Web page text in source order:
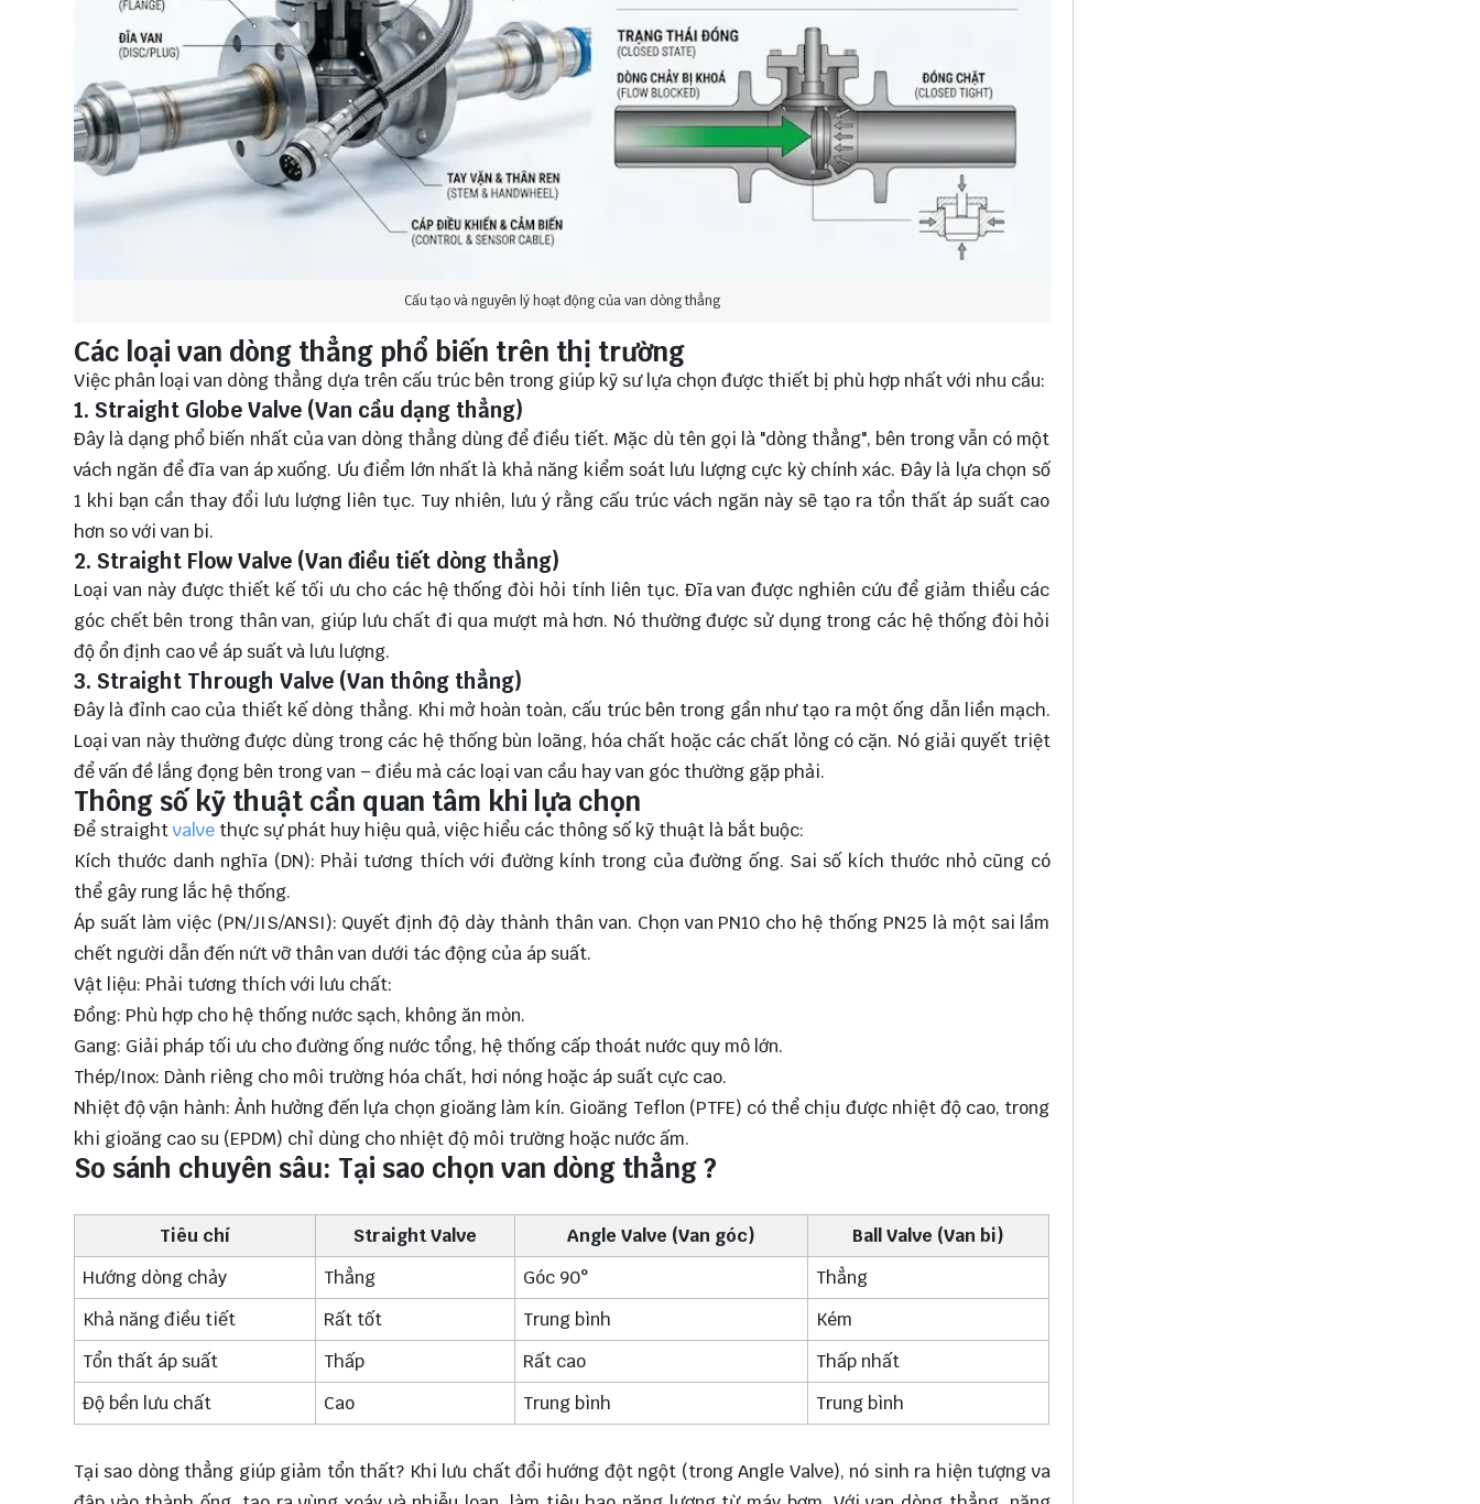
Cấu tạo và nguyên lý hoạt động của van dòng thẳng
Các loại van dòng thẳng phổ biến trên thị trường
Việc phân loại van dòng thẳng dựa trên cấu trúc bên trong giúp kỹ sư lựa chọn được thiết bị phù hợp nhất với nhu cầu:
1. Straight Globe Valve (Van cầu dạng thẳng)
Đây là dạng phổ biến nhất của van dòng thẳng dùng để điều tiết. Mặc dù tên gọi là "dòng thẳng", bên trong vẫn có một
vách ngăn để đĩa van áp xuống. Ưu điểm lớn nhất là khả năng kiểm soát lưu lượng cực kỳ chính xác. Đây là lựa chọn số
1 khi bạn cần thay đổi lưu lượng liên tục. Tuy nhiên, lưu ý rằng cấu trúc vách ngăn này sẽ tạo ra tổn thất áp suất cao
hơn so với van bi.
2. Straight Flow Valve (Van điều tiết dòng thẳng)
Loại van này được thiết kế tối ưu cho các hệ thống đòi hỏi tính liên tục. Đĩa van được nghiên cứu để giảm thiểu các
góc chết bên trong thân van, giúp lưu chất đi qua mượt mà hơn. Nó thường được sử dụng trong các hệ thống đòi hỏi
độ ổn định cao về áp suất và lưu lượng.
3. Straight Through Valve (Van thông thẳng)
Đây là đỉnh cao của thiết kế dòng thẳng. Khi mở hoàn toàn, cấu trúc bên trong gần như tạo ra một ống dẫn liền mạch.
Loại van này thường được dùng trong các hệ thống bùn loãng, hóa chất hoặc các chất lỏng có cặn. Nó giải quyết triệt
để vấn đề lắng đọng bên trong van – điều mà các loại van cầu hay van góc thường gặp phải.
Thông số kỹ thuật cần quan tâm khi lựa chọn
Để straightvalve thực sự phát huy hiệu quả, việc hiểu các thông số kỹ thuật là bắt buộc:
Kích thước danh nghĩa (DN): Phải tương thích với đường kính trong của đường ống. Sai số kích thước nhỏ cũng có
thể gây rung lắc hệ thống.
Áp suất làm việc (PN/JIS/ANSI): Quyết định độ dày thành thân van. Chọn van PN10 cho hệ thống PN25 là một sai lầm
chết người dẫn đến nứt vỡ thân van dưới tác động của áp suất.
Vật liệu: Phải tương thích với lưu chất:
Đồng: Phù hợp cho hệ thống nước sạch, không ăn mòn.
Gang: Giải pháp tối ưu cho đường ống nước tổng, hệ thống cấp thoát nước quy mô lớn.
Thép/Inox: Dành riêng cho môi trường hóa chất, hơi nóng hoặc áp suất cực cao.
Nhiệt độ vận hành: Ảnh hưởng đến lựa chọn gioăng làm kín. Gioăng Teflon (PTFE) có thể chịu được nhiệt độ cao, trong
khi gioăng cao su (EPDM) chỉ dùng cho nhiệt độ môi trường hoặc nước ấm.
So sánh chuyên sâu: Tại sao chọn van dòng thẳng ?
Tiêu chí Straight Valve Angle Valve (Van góc)
Ball Valve (Van bi)
Hướng dòng chảy
Thẳng Góc 90°
Thẳng
Khả năng điều tiết
Rất tốt Trung bình
Kém
Tổn thất áp suất
Thấp Rất cao
Thấp nhất
Độ bền lưu chất
Cao Trung bình Trung bình
Tại sao dòng thẳng giúp giảm tổn thất? Khi lưu chất đổi hướng đột ngột (trong Angle Valve), nó sinh ra hiện tượng va